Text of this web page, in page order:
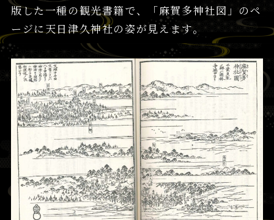
版した一種の観光書籍で、「麻賀多神社図」のペ
ージに天日津久神社の姿が見えます。